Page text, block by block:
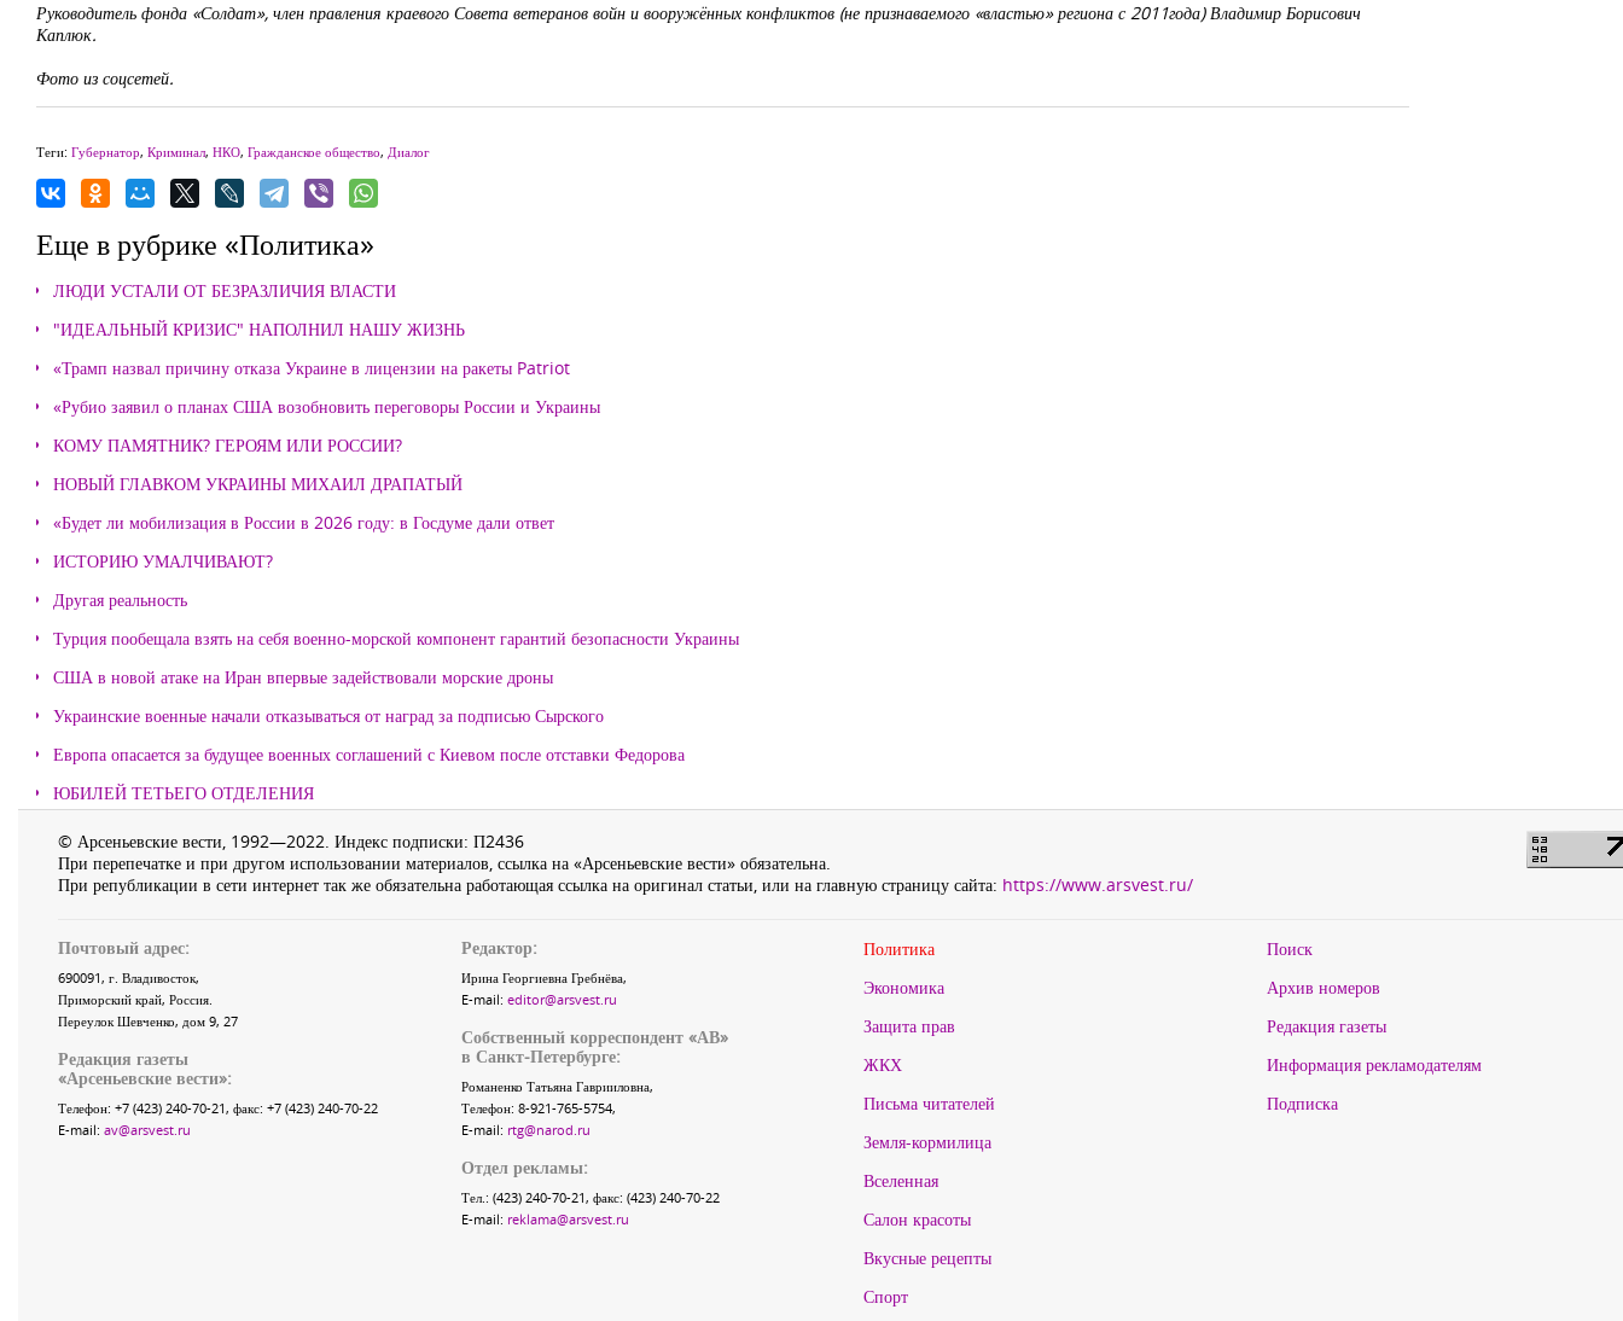
Руководитель фонда «Солдат», член правления краевого Совета ветеранов войн и вооружённых конфликтов (не признаваемого «властью» региона с 2011года) Владимир Борисович
Каплюк.
Фото из соцсетей.
Теги: Губернатор, Криминал, НКО, Гражданское общество, Диалог
Еще в рубрике «Политика»
ЛЮДИ УСТАЛИ ОТ БЕЗРАЗЛИЧИЯ ВЛАСТИ
"ИДЕАЛЬНЫЙ КРИЗИС" НАПОЛНИЛ НАШУ ЖИЗНЬ
«Трамп назвал причину отказа Украине в лицензии на ракеты Patriot
«Рубио заявил о планах США возобновить переговоры России и Украины
КОМУ ПАМЯТНИК? ГЕРОЯМ ИЛИ РОССИИ?
НОВЫЙ ГЛАВКОМ УКРАИНЫ МИХАИЛ ДРАПАТЫЙ
«Будет ли мобилизация в России в 2026 году: в Госдуме дали ответ
ИСТОРИЮ УМАЛЧИВАЮТ?
Другая реальность
Турция пообещала взять на себя военно-морской компонент гарантий безопасности Украины
США в новой атаке на Иран впервые задействовали морские дроны
Украинские военные начали отказываться от наград за подписью Сырского
Европа опасается за будущее военных соглашений с Киевом после отставки Федорова
ЮБИЛЕЙ ТЕТЬЕГО ОТДЕЛЕНИЯ
© Арсеньевские вести, 1992—2022. Индекс подписки: П2436
При перепечатке и при другом использовании материалов, ссылка на «Арсеньевские вести» обязательна.
При републикации в сети интернет так же обязательна работающая ссылка на оригинал статьи, или на главную страницу сайта: https://www.arsvest.ru/
Почтовый адрес:
690091, г. Владивосток,
Приморский край, Россия.
Переулок Шевченко, дом 9, 27
Редакция газеты
«Арсеньевские вести»:
Телефон: +7 (423) 240-70-21, факс: +7 (423) 240-70-22
E-mail: av@arsvest.ru
Редактор:
Ирина Георгиевна Гребнёва,
E-mail: editor@arsvest.ru
Собственный корреспондент «АВ»
в Санкт-Петербурге:
Романенко Татьяна Гаврииловна,
Телефон: 8-921-765-5754,
E-mail: rtg@narod.ru
Отдел рекламы:
Тел.: (423) 240-70-21, факс: (423) 240-70-22
E-mail: reklama@arsvest.ru
Политика
Экономика
Защита прав
ЖКХ
Письма читателей
Земля-кормилица
Вселенная
Салон красоты
Вкусные рецепты
Спорт
Поиск
Архив номеров
Редакция газеты
Информация рекламодателям
Подписка